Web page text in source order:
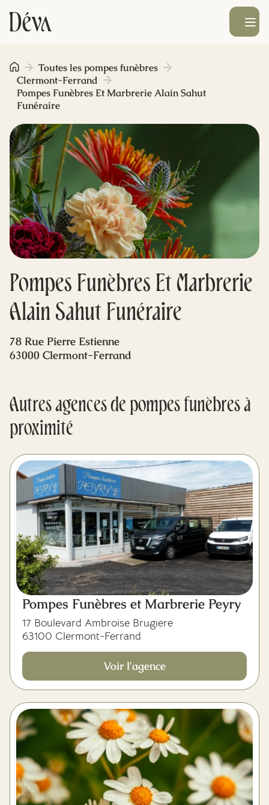
Obsèques
Prévoyance
Monument funéraire
Livraison de fleurs
Blog
Mes dernières volontés
Ouvrir le
Pompes Funèbres Et Marbrerie
Alain Sahut Funéraire
Toutes les pompes funèbres
Clermont-Ferrand
Pompes Funèbres Et Marbrerie Alain Sahut
Funéraire
78 Rue Pierre Estienne
63000 Clermont-Ferrand
Autres agences de pompes funèbres à
proximité
Pompes Funèbres et Marbrerie Peyry
17 Boulevard Ambroise Brugiere
63100 Clermont-Ferrand
Voir l'agence